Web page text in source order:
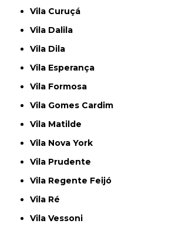
Vila Curuçá
Vila Dalila
Vila Dila
Vila Esperança
Vila Formosa
Vila Gomes Cardim
Vila Matilde
Vila Nova York
Vila Prudente
Vila Regente Feijó
Vila Ré
Vila Vessoni